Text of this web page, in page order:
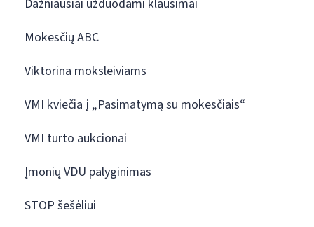
Dažniausiai užduodami klausimai
Mokesčių ABC
Viktorina moksleiviams
VMI kviečia į „Pasimatymą su mokesčiais“
VMI turto aukcionai
Įmonių VDU palyginimas
STOP šešėliui